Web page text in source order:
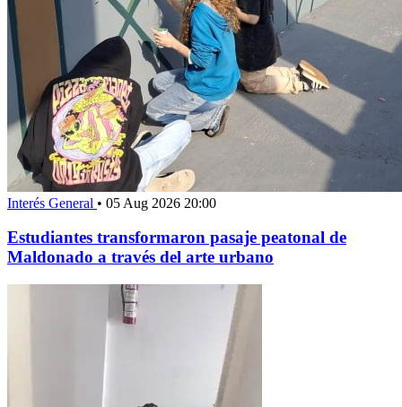
Interés General • 05 Aug 2026 20:00
Estudiantes transformaron pasaje peatonal de
Maldonado a través del arte urbano